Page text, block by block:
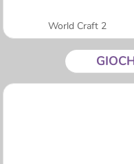
World Craft 2